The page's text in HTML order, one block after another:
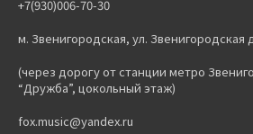
+7(930)006-70-30
м. Звенигородская, ул. Звенигородская
(через дорогу от станции метро
“Дружба”, цокольный этаж)
fox.music@yandex.ru